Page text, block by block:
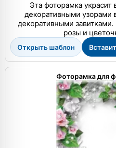
Эта фоторамка
декоративными узорами
декоративными
розы и
Открыть шаблон
Фоторамка для